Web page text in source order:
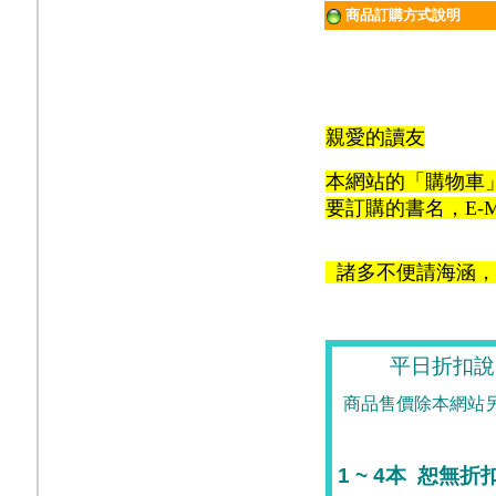
商品訂購方式說明
親愛的讀友
本網站的「購物車
要訂購的書名，
諸多不便請海涵
平日折扣
商品售價除本網站
1 ~ 4本 恕無折